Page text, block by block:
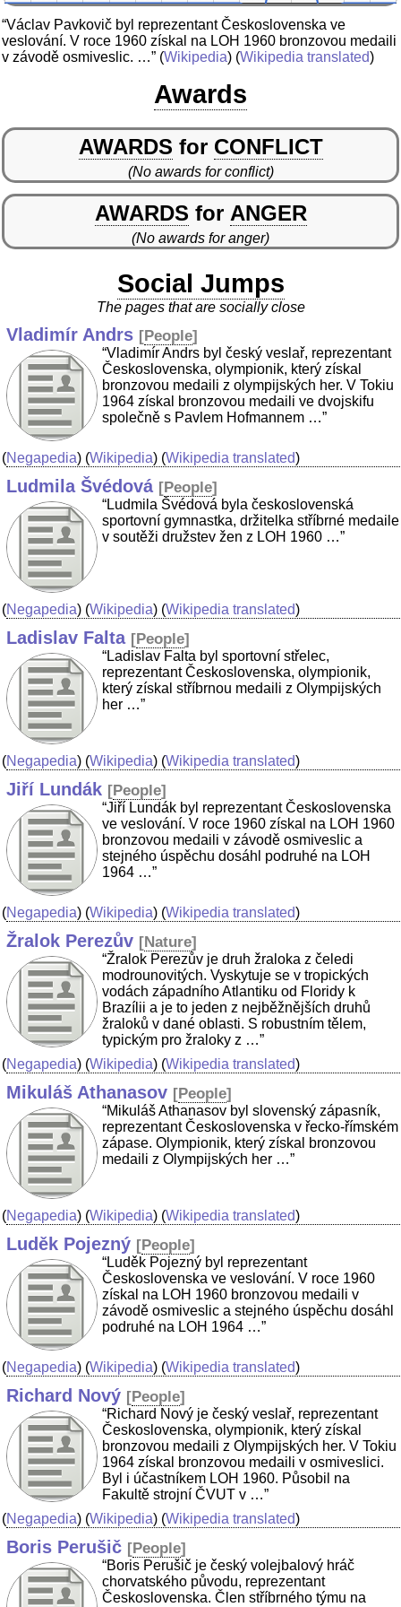
“Václav Pavkovič byl reprezentant Československa ve
veslování. V roce 1960 získal na LOH 1960 bronzovou medaili
v závodě osmiveslic. …” (Wikipedia) (Wikipedia translated)
Awards
AWARDS for CONFLICT
(No awards for conflict)
AWARDS for ANGER
(No awards for anger)
Social Jumps
The pages that are socially close
Vladimír Andrs [People]
“Vladimír Andrs byl český veslař, reprezentant
Československa, olympionik, který získal
bronzovou medaili z olympijských her. V Tokiu
1964 získal bronzovou medaili ve dvojskifu
společně s Pavlem Hofmannem …”
(Negapedia) (Wikipedia) (Wikipedia translated)
Ludmila Švédová [People]
“Ludmila Švédová byla československá
sportovní gymnastka, držitelka stříbrné medaile
v soutěži družstev žen z LOH 1960 …”
(Negapedia) (Wikipedia) (Wikipedia translated)
Ladislav Falta [People]
“Ladislav Falta byl sportovní střelec,
reprezentant Československa, olympionik,
který získal stříbrnou medaili z Olympijských
her …”
(Negapedia) (Wikipedia) (Wikipedia translated)
Jiří Lundák [People]
“Jiří Lundák byl reprezentant Československa
ve veslování. V roce 1960 získal na LOH 1960
bronzovou medaili v závodě osmiveslic a
stejného úspěchu dosáhl podruhé na LOH
1964 …”
(Negapedia) (Wikipedia) (Wikipedia translated)
Žralok Perezův [Nature]
“Žralok Perezův je druh žraloka z čeledi
modrounovitých. Vyskytuje se v tropických
vodách západního Atlantiku od Floridy k
Brazílii a je to jeden z nejběžnějších druhů
žraloků v dané oblasti. S robustním tělem,
typickým pro žraloky z …”
(Negapedia) (Wikipedia) (Wikipedia translated)
Mikuláš Athanasov [People]
“Mikuláš Athanasov byl slovenský zápasník,
reprezentant Československa v řecko-římském
zápase. Olympionik, který získal bronzovou
medaili z Olympijských her …”
(Negapedia) (Wikipedia) (Wikipedia translated)
Luděk Pojezný [People]
“Luděk Pojezný byl reprezentant
Československa ve veslování. V roce 1960
získal na LOH 1960 bronzovou medaili v
závodě osmiveslic a stejného úspěchu dosáhl
podruhé na LOH 1964 …”
(Negapedia) (Wikipedia) (Wikipedia translated)
Richard Nový [People]
“Richard Nový je český veslař, reprezentant
Československa, olympionik, který získal
bronzovou medaili z Olympijských her. V Tokiu
1964 získal bronzovou medaili v osmiveslici.
Byl i účastníkem LOH 1960. Působil na
Fakultě strojní ČVUT v …”
(Negapedia) (Wikipedia) (Wikipedia translated)
Boris Perušič [People]
“Boris Perušič je český volejbalový hráč
chorvatského původu, reprezentant
Československa. Člen stříbrného týmu na